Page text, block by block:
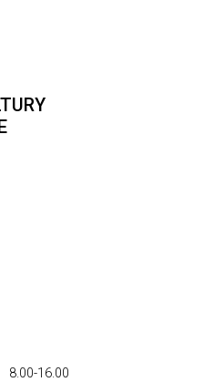
8.00-16.00